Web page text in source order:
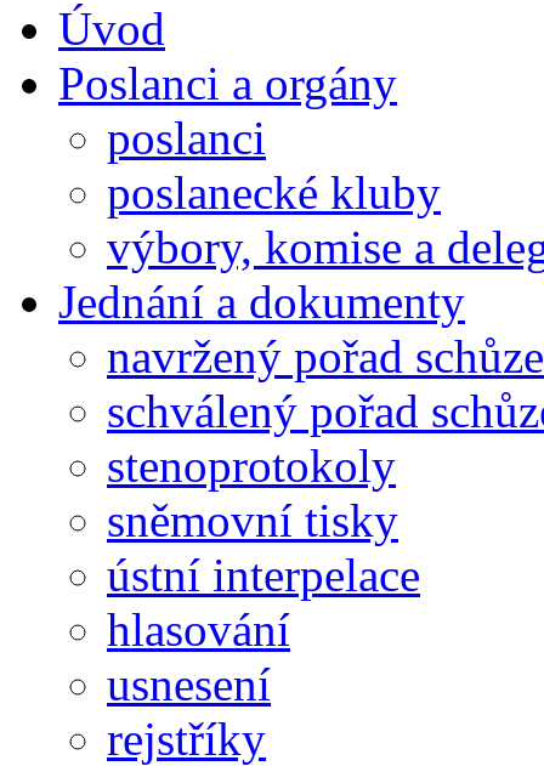
Úvod
Poslanci a orgány
poslanci
poslanecké kluby
výbory, komise a
Jednání a dokumenty
navržený pořad schůze
schválený pořad
stenoprotokoly
sněmovní tisky
ústní interpelace
hlasování
usnesení
rejstříky